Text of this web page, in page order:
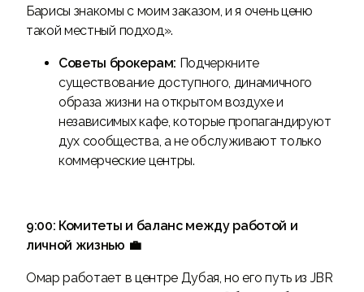
Барисы знакомы с моим заказом, и я очень ценю
такой местный подход».
Советы брокерам: Подчеркните
существование доступного, динамичного
образа жизни на открытом воздухе и
независимых кафе, которые пропагандируют
дух сообщества, а не обслуживают только
коммерческие центры.
9:00: Комитеты и баланс между работой и
личной жизнью 💼
Омар работает в центре Дубая, но его путь из JBR